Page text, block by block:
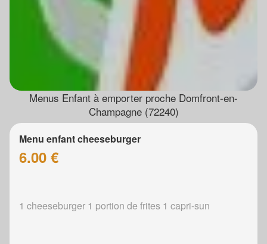
Menus Enfant à emporter proche Domfront-en-
Champagne (72240)
Menu enfant cheeseburger
6.00 €
1 cheeseburger 1 portion de frites 1 capri-sun